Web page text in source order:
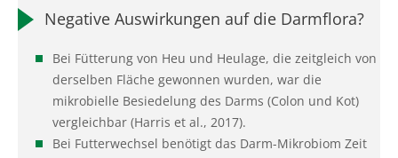
Negative Auswirkungen auf die Darmflora?
Bei Fütterung von Heu und Heulage, die zeitgleich von
derselben Fläche gewonnen wurden, war die
mikrobielle Besiedelung des Darms (Colon und Kot)
vergleichbar (Harris et al., 2017).
Bei Futterwechsel benötigt das Darm-Mikrobiom Zeit